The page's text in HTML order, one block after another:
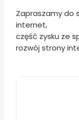
Zapraszamy do
internet,
część zysku ze
rozwój strony